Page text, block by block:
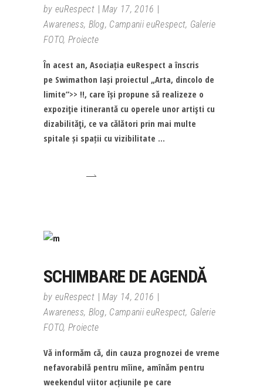
by euRespect
May 17, 2016
Awareness, Blog, Campanii euRespect, Galerie
FOTO, Proiecte
În acest an, Asociația euRespect a înscris
pe Swimathon Iași proiectul „Arta, dincolo de
limite”>> !!, care își propune să realizeze o
expoziţie itinerantă cu operele unor artişti cu
dizabilităţi, ce va călători prin mai multe
spitale și spații cu vizibilitate
SCHIMBARE DE AGENDĂ
by euRespect
May 14, 2016
Awareness, Blog, Campanii euRespect, Galerie
FOTO, Proiecte
Vă informăm că, din cauza prognozei de vreme
nefavorabilă pentru mîine, amînăm pentru
weekendul viitor acțiunile pe care